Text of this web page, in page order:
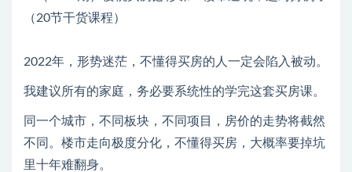
2022年，形势迷茫，不懂得买房的人一定会陷入被动。
我建议所有的家庭，务必要系统性的学完这套买房课。
同一个城市，不同板块，不同项目，房价的走势将截然
不同。楼市走向极度分化，不懂得买房，大概率要掉坑
里十年难翻身。